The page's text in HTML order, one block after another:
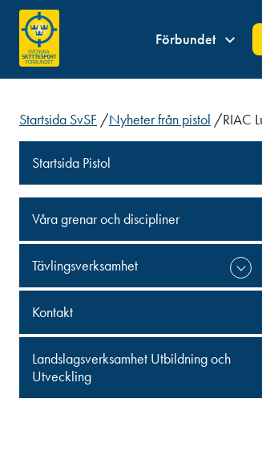
Förbundet
Startsida SvSF /Nyheter från pistol /RIAC
Startsida Pistol
Våra grenar och discipliner
Tävlingsverksamhet
Kontakt
Landslagsverksamhet Utbildning och
Utveckling